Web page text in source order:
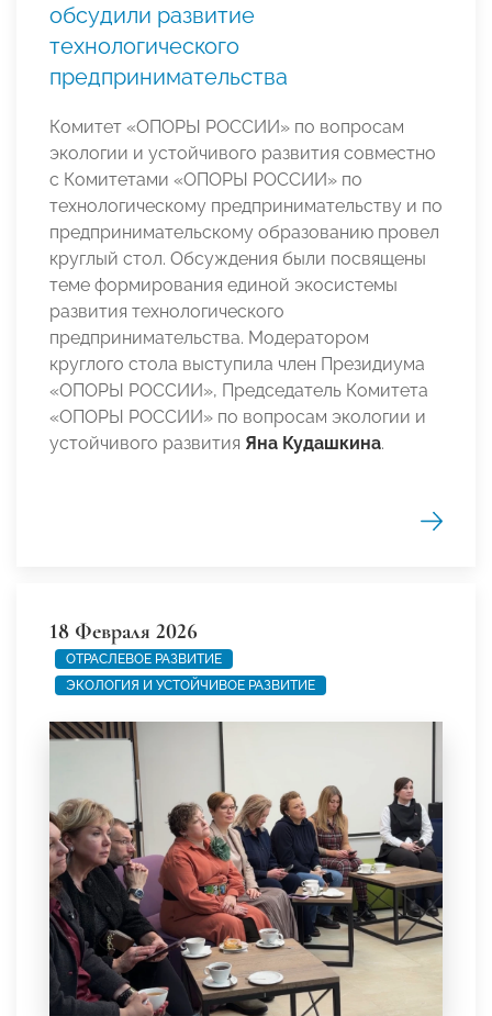
обсудили развитие
технологического
предпринимательства
Комитет «ОПОРЫ РОССИИ» по вопросам
экологии и устойчивого развития совместно
с Комитетами «ОПОРЫ РОССИИ» по
технологическому предпринимательству и по
предпринимательскому образованию провел
круглый стол. Обсуждения были посвящены
теме формирования единой экосистемы
развития технологического
предпринимательства. Модератором
круглого стола выступила член Президиума
«ОПОРЫ РОССИИ», Председатель Комитета
«ОПОРЫ РОССИИ» по вопросам экологии и
устойчивого развития Яна Кудашкина.
18 Февраля 2026
ОТРАСЛЕВОЕ РАЗВИТИЕ
ЭКОЛОГИЯ И УСТОЙЧИВОЕ РАЗВИТИЕ